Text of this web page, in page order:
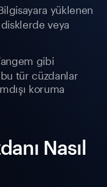
yüklenen
disklerde veya
gibi
tür cüzdanlar
koruma
Nasıl